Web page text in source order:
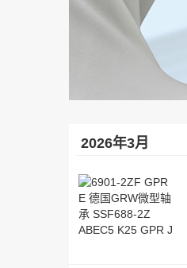
2026年3月